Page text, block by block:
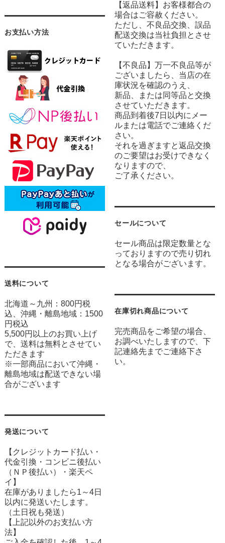
お支払い方法
送料について
北海道～九州：800円税
込、沖縄・離島地域：1500
円税込
5,500円以上のお買い上げ
で、送料は無料とさせてい
ただきます
※一部商品において沖縄・
離島地域は配送できない場
合がございます
発送について
【クレジットカード払い・
代金引換・コンビニ後払い
（ＮＰ後払い）・楽天ペ
イ】
在庫がありましたら1～4日
以内に発送いたします。
（土日祝も発送）
【上記以外のお支払い方
法】
【返品送料】お客様都合の
場合はご容赦ください。
ただし、不良品交換、誤品
配送交換は当社負担とさせ
ていただきます。
【不良品】万一不良品等が
ございましたら、当店の在
庫状況を確認のうえ、
新品、または同等品と交換
させていただきます。
商品到着後7日以内にメー
ルまたは電話でご連絡くだ
さい。
それを過ぎますと返品交換
のご要望はお受けできなく
なりますので、
ご了承ください。
セールについて
セール商品は限定数量とな
っておりますので売り切れ
となる場合がございます。
在庫切れ商品について
完売商品をご希望の場合、
お調べいたしますので、下
記連絡先までご連絡下さ
い。